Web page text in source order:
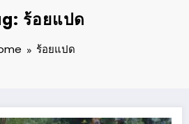
ร้อยแปด
ร้อยแปด